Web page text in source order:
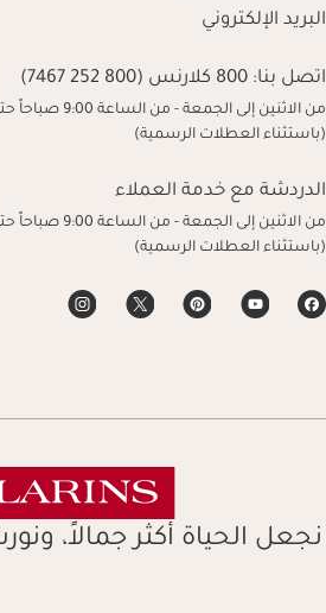
البريد الإلكتروني
اتصل بنا: 800 كلارنس (800 252 7467)
من الاثنين إلى الجمعة - من الساعة 9:00 صباحاً حتى 6:00 مساءً
(باستثناء العطلات الرسمية)
الدردشة مع خدمة العملاء
من الاثنين إلى الجمعة - من الساعة 9:00 صباحاً حتى 6:00 مساءً
(باستثناء العطلات الرسمية)
نجعل الحياة أكثر جمالاً،